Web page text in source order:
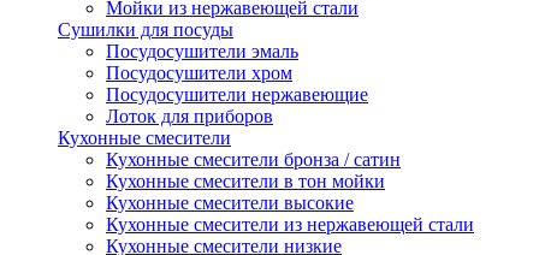
Мойки из нержавеющей стали
Сушилки для посуды
Посудосушители эмаль
Посудосушители хром
Посудосушители нержавеющие
Лоток для приборов
Кухонные смесители
Кухонные смесители бронза / сатин
Кухонные смесители в тон мойки
Кухонные смесители высокие
Кухонные смесители из нержавеющей стали
Кухонные смесители низкие